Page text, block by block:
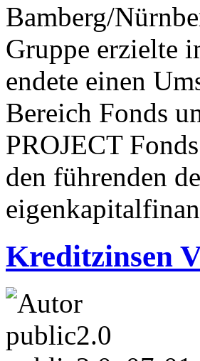
Bamberg/
Gruppe erzielte
endete einen
Bereich Fonds
PROJECT
den führenden
Kreditzinsen